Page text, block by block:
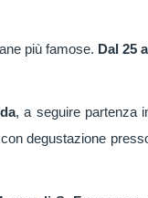
più famose. Dal 25 al
, a seguire partenza
degustazione